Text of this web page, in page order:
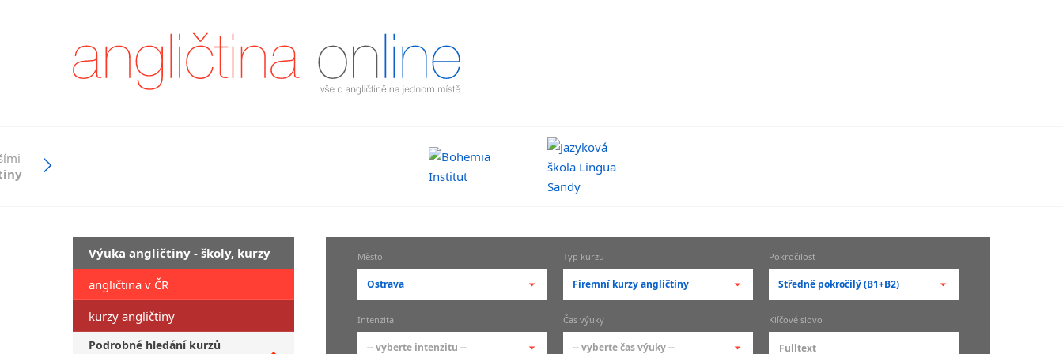
Výuka angličtiny - školy, kurzy
angličtina v ČR
kurzy angličtiny
Podrobné hledání kurzů
Město
Ostrava
-- vyberte město --
pražské městské části
Typ kurzu
Firemní kurzy angličtiny
-- vyberte typ --
základní členění kurzů
Pokročilost
Středně pokročilý (B1+B2)
-- vyberte pokročilost --
Intenzita
-- vyberte intenzitu --
Čas výuky
-- vyberte čas výuky --
Klíčové slovo